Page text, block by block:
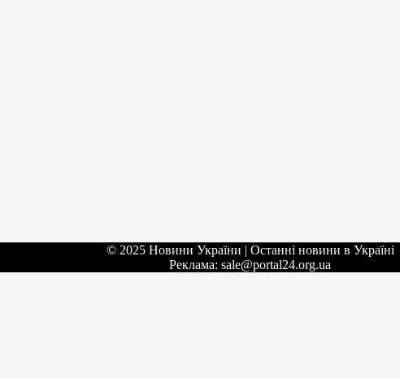
© 2025 Новини України | Останні новини в Україні
Реклама: sale@portal24.org.ua